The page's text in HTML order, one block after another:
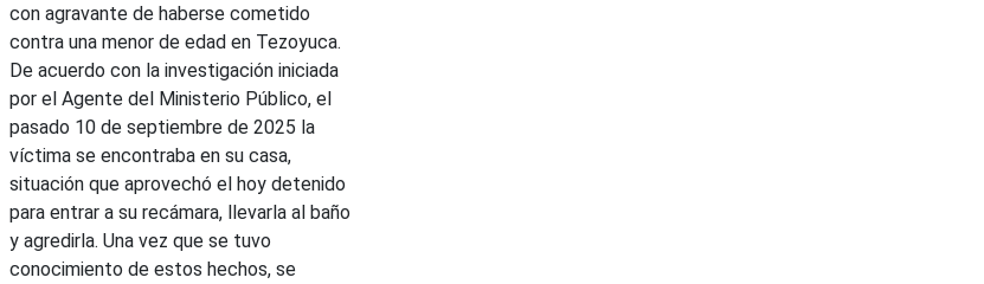
con agravante de haberse cometido
contra una menor de edad en Tezoyuca.
De acuerdo con la investigación iniciada
por el Agente del Ministerio Público, el
pasado 10 de septiembre de 2025 la
víctima se encontraba en su casa,
situación que aprovechó el hoy detenido
para entrar a su recámara, llevarla al baño
y agredirla. Una vez que se tuvo
conocimiento de estos hechos, se